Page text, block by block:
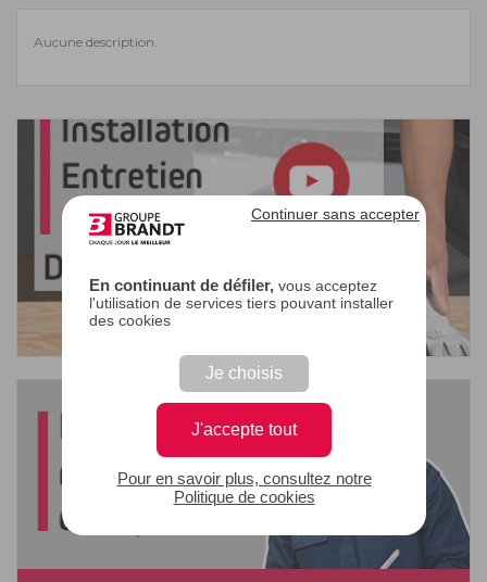
En continuant de défiler,vous acceptez
l'utilisation de services tiers pouvant installer
des cookies
Je choisis
J'accepte tout
Continuer sans accepter
Pour en savoir plus, consultez notre
Politique de cookies
Aucune description.